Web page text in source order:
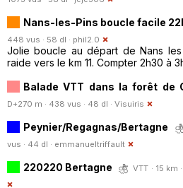
Nans-les-Pins boucle facile
448 vus · 58 dl · phil2.0
Jolie boucle au départ de Nans
raide vers le km 11. Compter 2h30 à
Balade VTT dans la forêt de
D+270 m · 438 vus · 48 dl · Visuiris
Peynier/Regagnas/Bertagne
vus · 44 dl · emmanueltriffault
220220 Bertagne VTT · 15 km